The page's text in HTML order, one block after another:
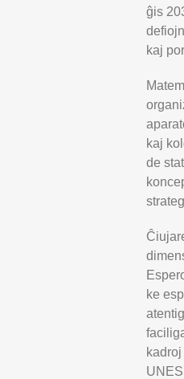
ĝis
kaj
kaj
de
ke